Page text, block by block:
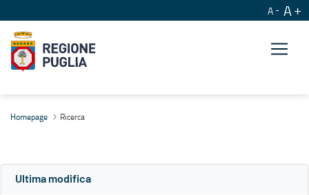
A A
Homepage Ricerca
Ultima modifica